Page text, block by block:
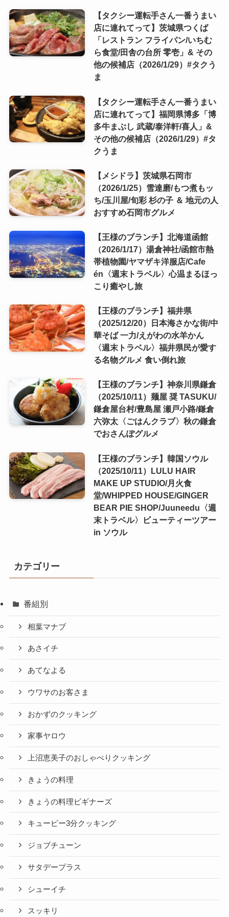
【タクシー運転手さん一番うまい
店に連れてって】茨城県つくば
「レストラン フライパン/いちむ
ら食堂/田舎の台所 零壱」& その
他の候補店（2026/1/29）#タクう
ま
【タクシー運転手さん一番うまい
店に連れてって】福岡県博多「博
多牛まぶし 武蔵/泰洋軒/喜人」&
その他の候補店（2026/1/29）#タ
クうま
【メシドラ】茨城県石岡市
（2026/1/25）雪達磨/もつ煮もッ
ち/玉川屋/旬彩 杉の子 ＆ 地元の人
おすすめ石岡市グルメ
【王様のブランチ】北海道函館
（2026/1/17）湯倉神社/函館市熱
帯植物園/ヤマザキ洋服店/Cafe
én〈週末トラベル〉心温まるほっ
こり癒やし旅
【王様のブランチ】福井県
（2025/12/20）日本海さかな街/中
華そば 一力/えがわの水羊かん
〈週末トラベル〉福井県民が愛す
る名物グルメ 食い倒れ旅
【王様のブランチ】神奈川県鎌倉
（2025/10/11）麺屋 奨 TASUKU/
鎌倉屋台村/豊島屋 瀬戸小路/鎌倉
六弥太〈ごはんクラブ〉秋の鎌倉
でおさんぽグルメ
【王様のブランチ】韓国ソウル
（2025/10/11）LULU HAIR
MAKE UP STUDIO/月火食
堂/WHIPPED HOUSE/GINGER
BEAR PIE SHOP/Juuneedu〈週
末トラベル〉ビューティーツアー
in ソウル
カテゴリー
番組別
相葉マナブ
あさイチ
あてなよる
ウワサのお客さま
おかずのクッキング
家事ヤロウ
上沼恵美子のおしゃべりクッキング
きょうの料理
きょうの料理ビギナーズ
キューピー3分クッキング
ジョブチューン
サタデープラス
シューイチ
スッキリ